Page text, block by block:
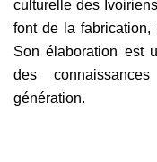
culturelle des
font de la fabrication,
Son élaboration est
des
génération.